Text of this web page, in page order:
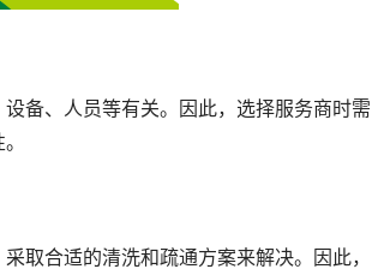
备、人员等有关。因此，选择服务商时需
取合适的清洗和疏通方案来解决。因此，